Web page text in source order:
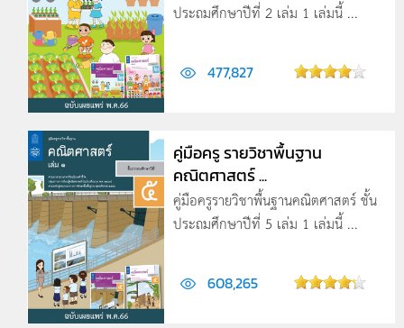
ประถมศึกษาปีที่ 2 เล่ม 1 เล่มนี้ ...
477,827
คู่มือครู รายวิชาพื้นฐาน
คณิตศาสตร์ ...
คู่มือครูรายวิชาพื้นฐานคณิตศาสตร์ ชั้น
ประถมศึกษาปีที่ 5 เล่ม 1 เล่มนี้ ...
608,265